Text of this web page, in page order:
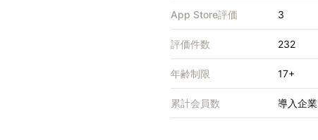
App Store評価 3
評価件数 232
年齢制限 17+
累計会員数 導入企